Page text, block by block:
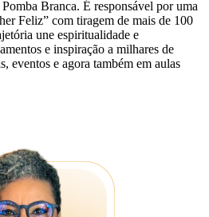
Branca. É responsável por uma
Feliz” com tiragem de mais de 100
une espiritualidade e
e inspiração a milhares de
eventos e agora também em aulas